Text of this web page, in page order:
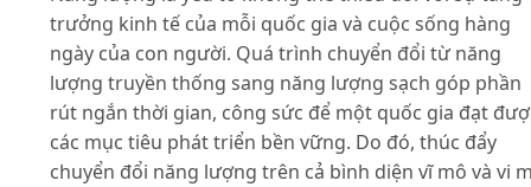
trưởng kinh tế của mỗi quốc gia và cuộc sống hàng
ngày của con người. Quá trình chuyển đổi từ năng
lượng truyền thống sang năng lượng sạch góp phần
rút ngắn thời gian, công sức để một quốc gia đạt
các mục tiêu phát triển bền vững. Do đó, thúc đẩy
chuyển đổi năng lượng trên cả bình diện vĩ mô và vi